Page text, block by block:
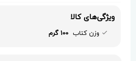
ویژگی‌های کالا
وزن کتاب 100 گرم